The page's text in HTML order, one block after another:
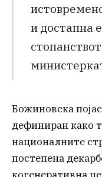
и достапна
Божиновска
дефиниран како
националните
постепена